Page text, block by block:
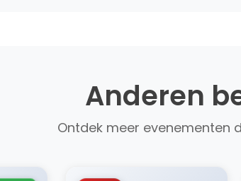
Anderen
Ontdek meer evenementen